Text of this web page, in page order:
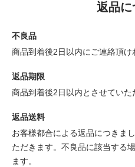
返品に
不良品
商品到着後2日以内にご連絡頂け
返品期限
商品到着後2日以内とさせていた
返品送料
お客様都合による返品につきま
ただきます。不良品に該当する
ます。